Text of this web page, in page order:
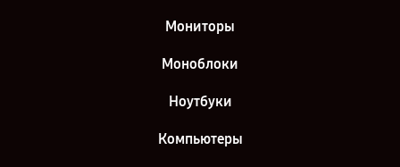
Мониторы
Моноблоки
Ноутбуки
Компьютеры